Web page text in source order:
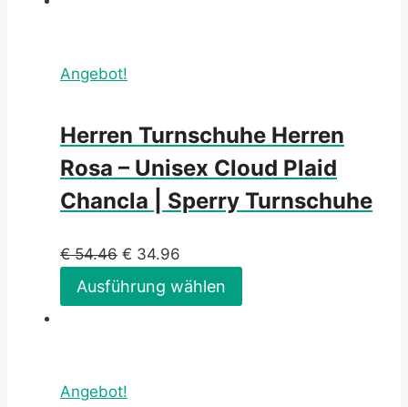
Angebot!
Herren Turnschuhe Herren
Rosa – Unisex Cloud Plaid
Chancla | Sperry Turnschuhe
€54.46 € 34.96
Ausführung wählen
Angebot!